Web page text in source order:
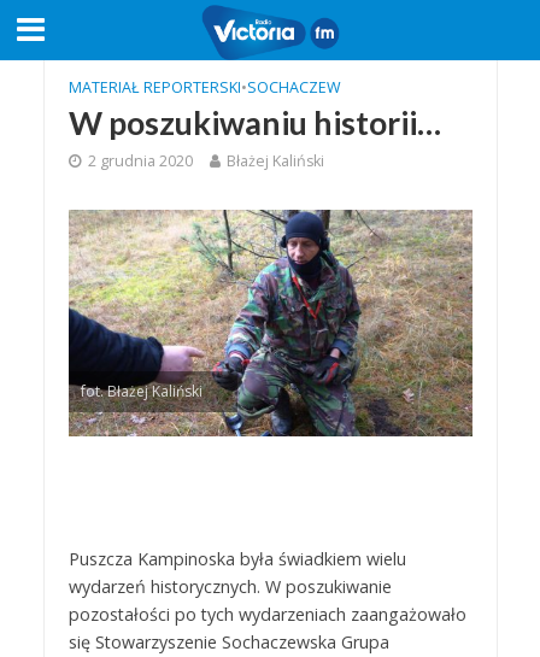
MATERIAŁ REPORTERSKI•SOCHACZEW
W poszukiwaniu historii…
2 grudnia 2020 Błażej Kaliński
fot. Błażej Kaliński
Puszcza Kampinoska była świadkiem wielu
wydarzeń historycznych. W poszukiwanie
pozostałości po tych wydarzeniach zaangażowało
się Stowarzyszenie Sochaczewska Grupa